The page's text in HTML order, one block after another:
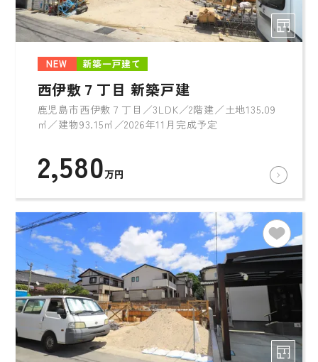
NEW 新築一戸建て
西伊敷７丁目 新築戸建
鹿児島市西伊敷７丁目／3LDK／2階建／土地135.09
㎡／建物93.15㎡／2026年11月完成予定
2,580万円